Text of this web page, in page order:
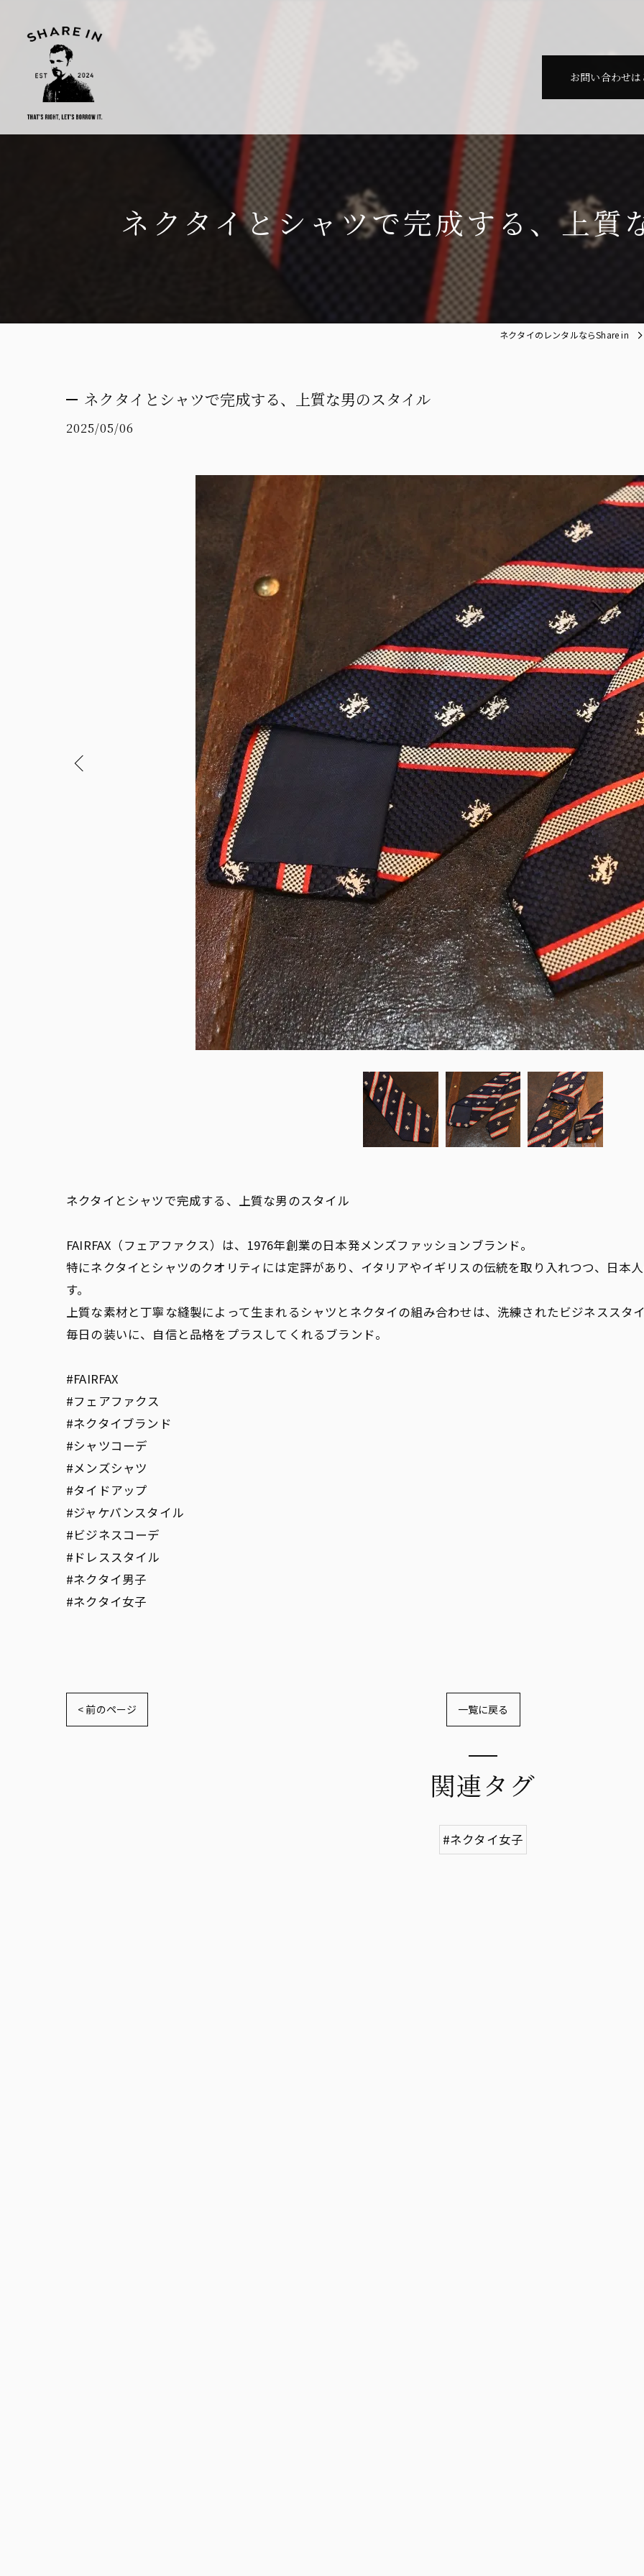
お問い合わせは
ネクタイとシャツで完成する、上質
ネクタイのレンタルならShare in
ネクタイとシャツで完成する、上質な男のスタイル
2025/05/06
ネクタイとシャツで完成する、上質な男のスタイル
FAIRFAX（フェアファクス）は、1976年創業の日本発メンズファッションブランド。
特にネクタイとシャツのクオリティには定評があり、イタリアやイギリスの伝統を取り入れつつ、日本
す。
上質な素材と丁寧な縫製によって生まれるシャツとネクタイの組み合わせは、洗練されたビジネススタイ
毎日の装いに、自信と品格をプラスしてくれるブランド。
#FAIRFAX
#フェアファクス
#ネクタイブランド
#シャツコーデ
#メンズシャツ
#タイドアップ
#ジャケパンスタイル
#ビジネスコーデ
#ドレススタイル
#ネクタイ男子
#ネクタイ女子
< 前のページ 一覧に戻る
関連タグ
#ネクタイ女子